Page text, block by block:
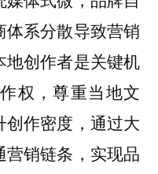
系分散导致营销
创作者是关键机
权，尊重当地文
作密度，通过大
销链条，实现品